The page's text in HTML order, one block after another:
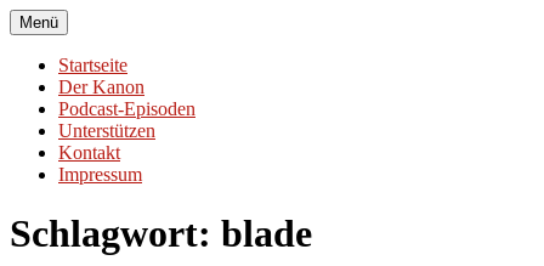
Zum
Inhalt
springen
Superhero Unit
Auf der Suche nach dem Superhelden-Genre
Menü
Startseite
Der Kanon
Podcast-Episoden
Unterstützen
Kontakt
Impressum
Schlagwort: blade